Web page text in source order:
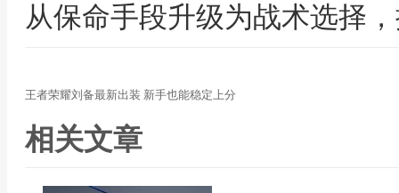
从保命手段升级为战术选择
王者荣耀刘备最新出装 新手也能稳定上分
相关文章